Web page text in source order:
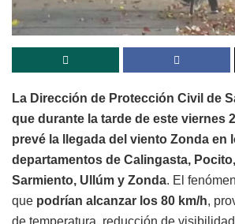
La Dirección de Protección Civil de
que durante la tarde de este viernes
prevé la llegada del viento Zonda en
departamentos de Calingasta,
Sarmiento, Ullúm y Zonda. El
que podrían alcanzar los 80 km/h,